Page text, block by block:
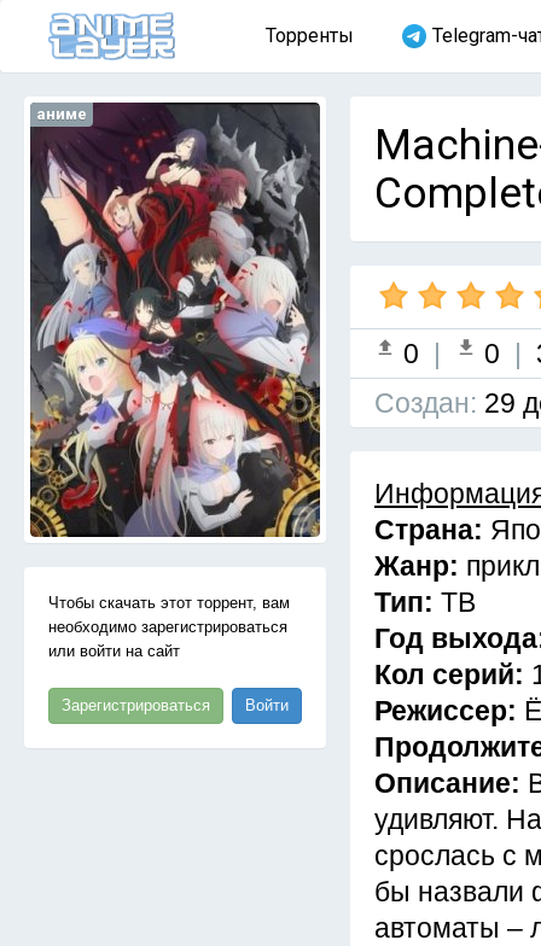
Торренты Telegram-
аниме
Чтобы скачать этот торрент, вам
необходимо зарегистрироваться
или войти на сайт
Зарегистрироваться Войти
0 | 0 |
Cоздан: 29
Страна:
Жанр:
Тип: ТВ
Год
Кол серий:
Режиссер:
Описание:
удивляют.
срослась с
бы назвали
автоматы –